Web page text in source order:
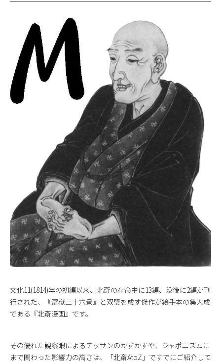
文化11(1814)年の初編以来、北斎の存命中に13編、没後に2編が刊
行された、『冨嶽三十六景』と双璧を成す傑作が絵手本の集大成
である『北斎漫画』です。
その優れた観察眼によるデッサンのかずかずや、ジャポニスムに
まで関わった影響力の高さは、「北斎AtoZ」ですでにご紹介して